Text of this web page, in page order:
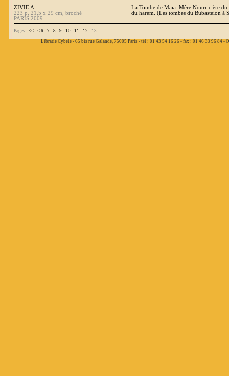
ZIVIE A.
223 p, 21,5 x 29 cm, broché
PARIS 2009
La Tombe de Maïa. Mère Nourricière
du harem. (Les tombes du Bubasteion à
Pages : << - < 6 - 7 - 8 - 9 - 10 - 11 - 12 - 13
Librarie Cybele - 65 bis rue Galande, 75005 Paris - tél : 01 43 54 16 26 - fax : 01 46 33 96 84